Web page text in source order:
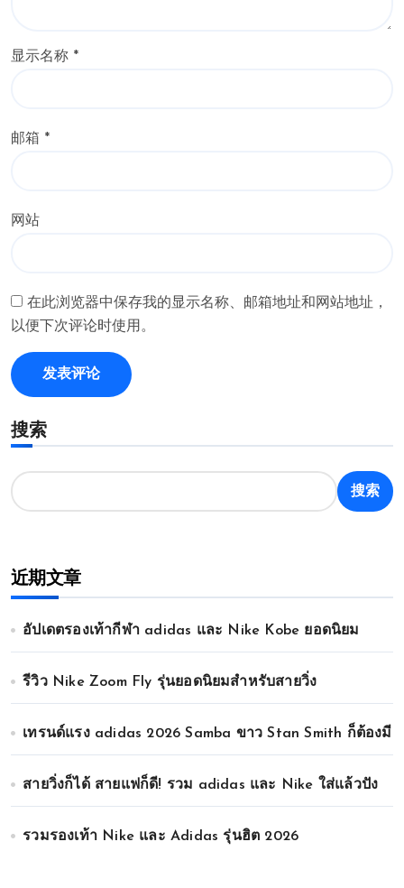
显示名称 *
邮箱 *
网站
在此浏览器中保存我的显示名称、邮箱地址和网站地址，
以便下次评论时使用。
搜索
搜索
近期文章
อัปเดตรองเท้ากีฬา adidas และ Nike Kobe ยอดนิยม
รีวิว Nike Zoom Fly รุ่นยอดนิยมสำหรับสายวิ่ง
เทรนด์แรง adidas 2026 Samba ขาว Stan Smith ก็ต้องมี
สายวิ่งก็ได้ สายแฟก็ดี! รวม adidas และ Nike ใส่แล้วปัง
รวมรองเท้า Nike และ Adidas รุ่นฮิต 2026